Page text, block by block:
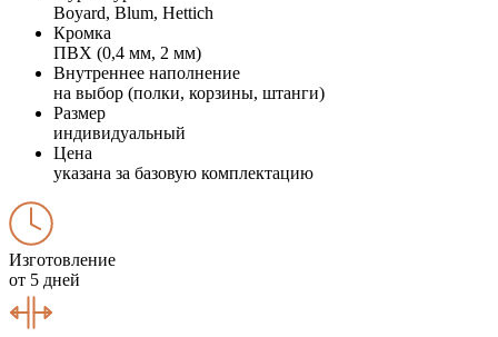
Boyard, Blum, Hettich
Кромка
ПВХ (0,4 мм, 2 мм)
Внутреннее наполнение
на выбор (полки, корзины, штанги)
Размер
индивидуальный
Цена
указана за базовую комплектацию
Изготовление
от 5 дней